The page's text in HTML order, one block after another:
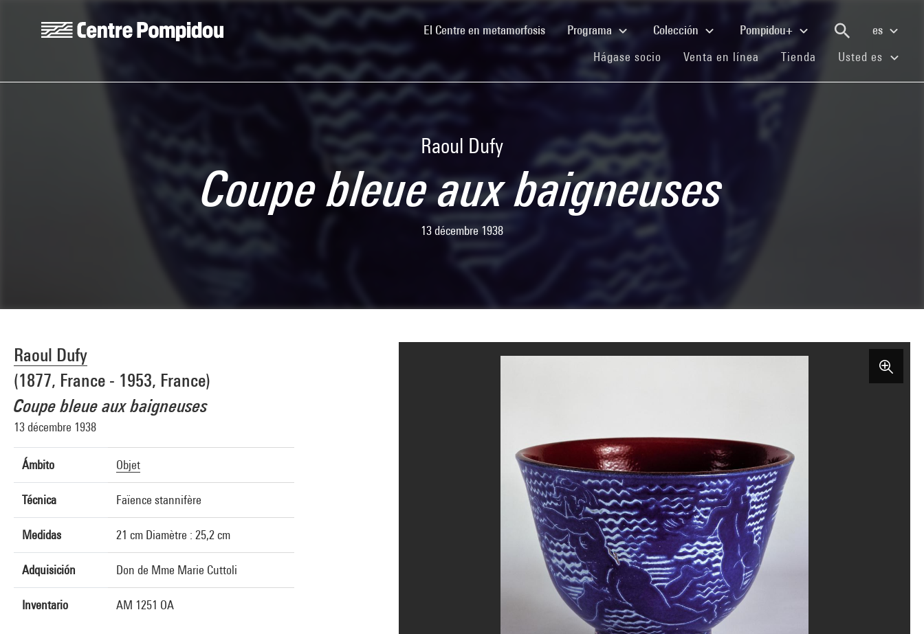
El Centre en metamorfosis(current)Programa Colección Pompidou+
es
Hágase socio (current)
Venta en línea (current)
Tienda (current)
Usted es
Raoul Dufy
Coupe bleue aux baigneuses
13 décembre 1938
Raoul Dufy
(1877, France - 1953, France)
Coupe bleue aux baigneuses
13 décembre 1938
Ámbito Objet
Técnica Faïence stannifère
Medidas 21 cm Diamètre : 25,2 cm
Adquisición Don de Mme Marie Cuttoli
Inventario AM 1251 OA